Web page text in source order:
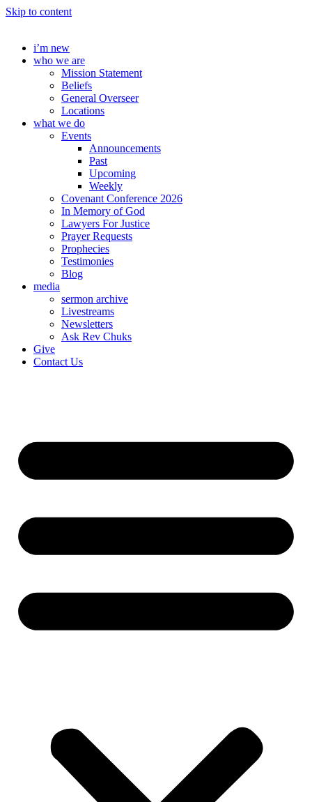
Skip to content
i’m new
who we are
Mission Statement
Beliefs
General Overseer
Locations
what we do
Events
Announcements
Past
Upcoming
Weekly
Covenant Conference 2026
In Memory of God
Lawyers For Justice
Prayer Requests
Prophecies
Testimonies
Blog
media
sermon archive
Livestreams
Newsletters
Ask Rev Chuks
Give
Contact Us